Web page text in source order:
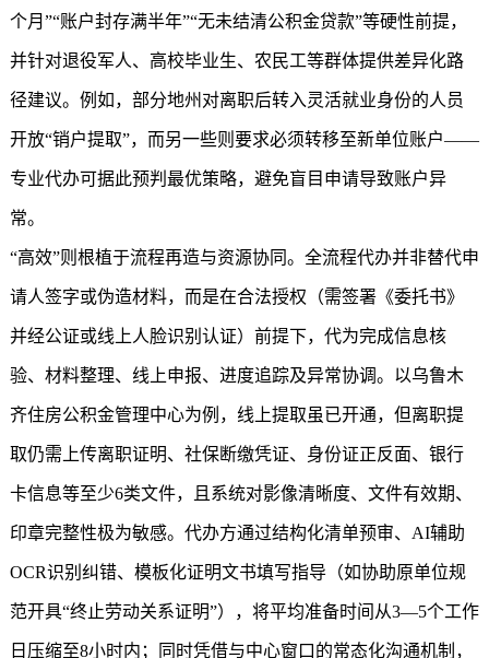
个月”“账户封存满半年”“无未结清公积金贷款”等硬性前提，
并针对退役军人、高校毕业生、农民工等群体提供差异化路
径建议。例如，部分地州对离职后转入灵活就业身份的人员
开放“销户提取”，而另一些则要求必须转移至新单位账户——
专业代办可据此预判最优策略，避免盲目申请导致账户异
常。
“高效”则根植于流程再造与资源协同。全流程代办并非替代申
请人签字或伪造材料，而是在合法授权（需签署《委托书》
并经公证或线上人脸识别认证）前提下，代为完成信息核
验、材料整理、线上申报、进度追踪及异常协调。以乌鲁木
齐住房公积金管理中心为例，线上提取虽已开通，但离职提
取仍需上传离职证明、社保断缴凭证、身份证正反面、银行
卡信息等至少6类文件，且系统对影像清晰度、文件有效期、
印章完整性极为敏感。代办方通过结构化清单预审、AI辅助
OCR识别纠错、模板化证明文书填写指导（如协助原单位规
范开具“终止劳动关系证明”），将平均准备时间从3—5个工作
日压缩至8小时内；同时凭借与中心窗口的常态化沟通机制，